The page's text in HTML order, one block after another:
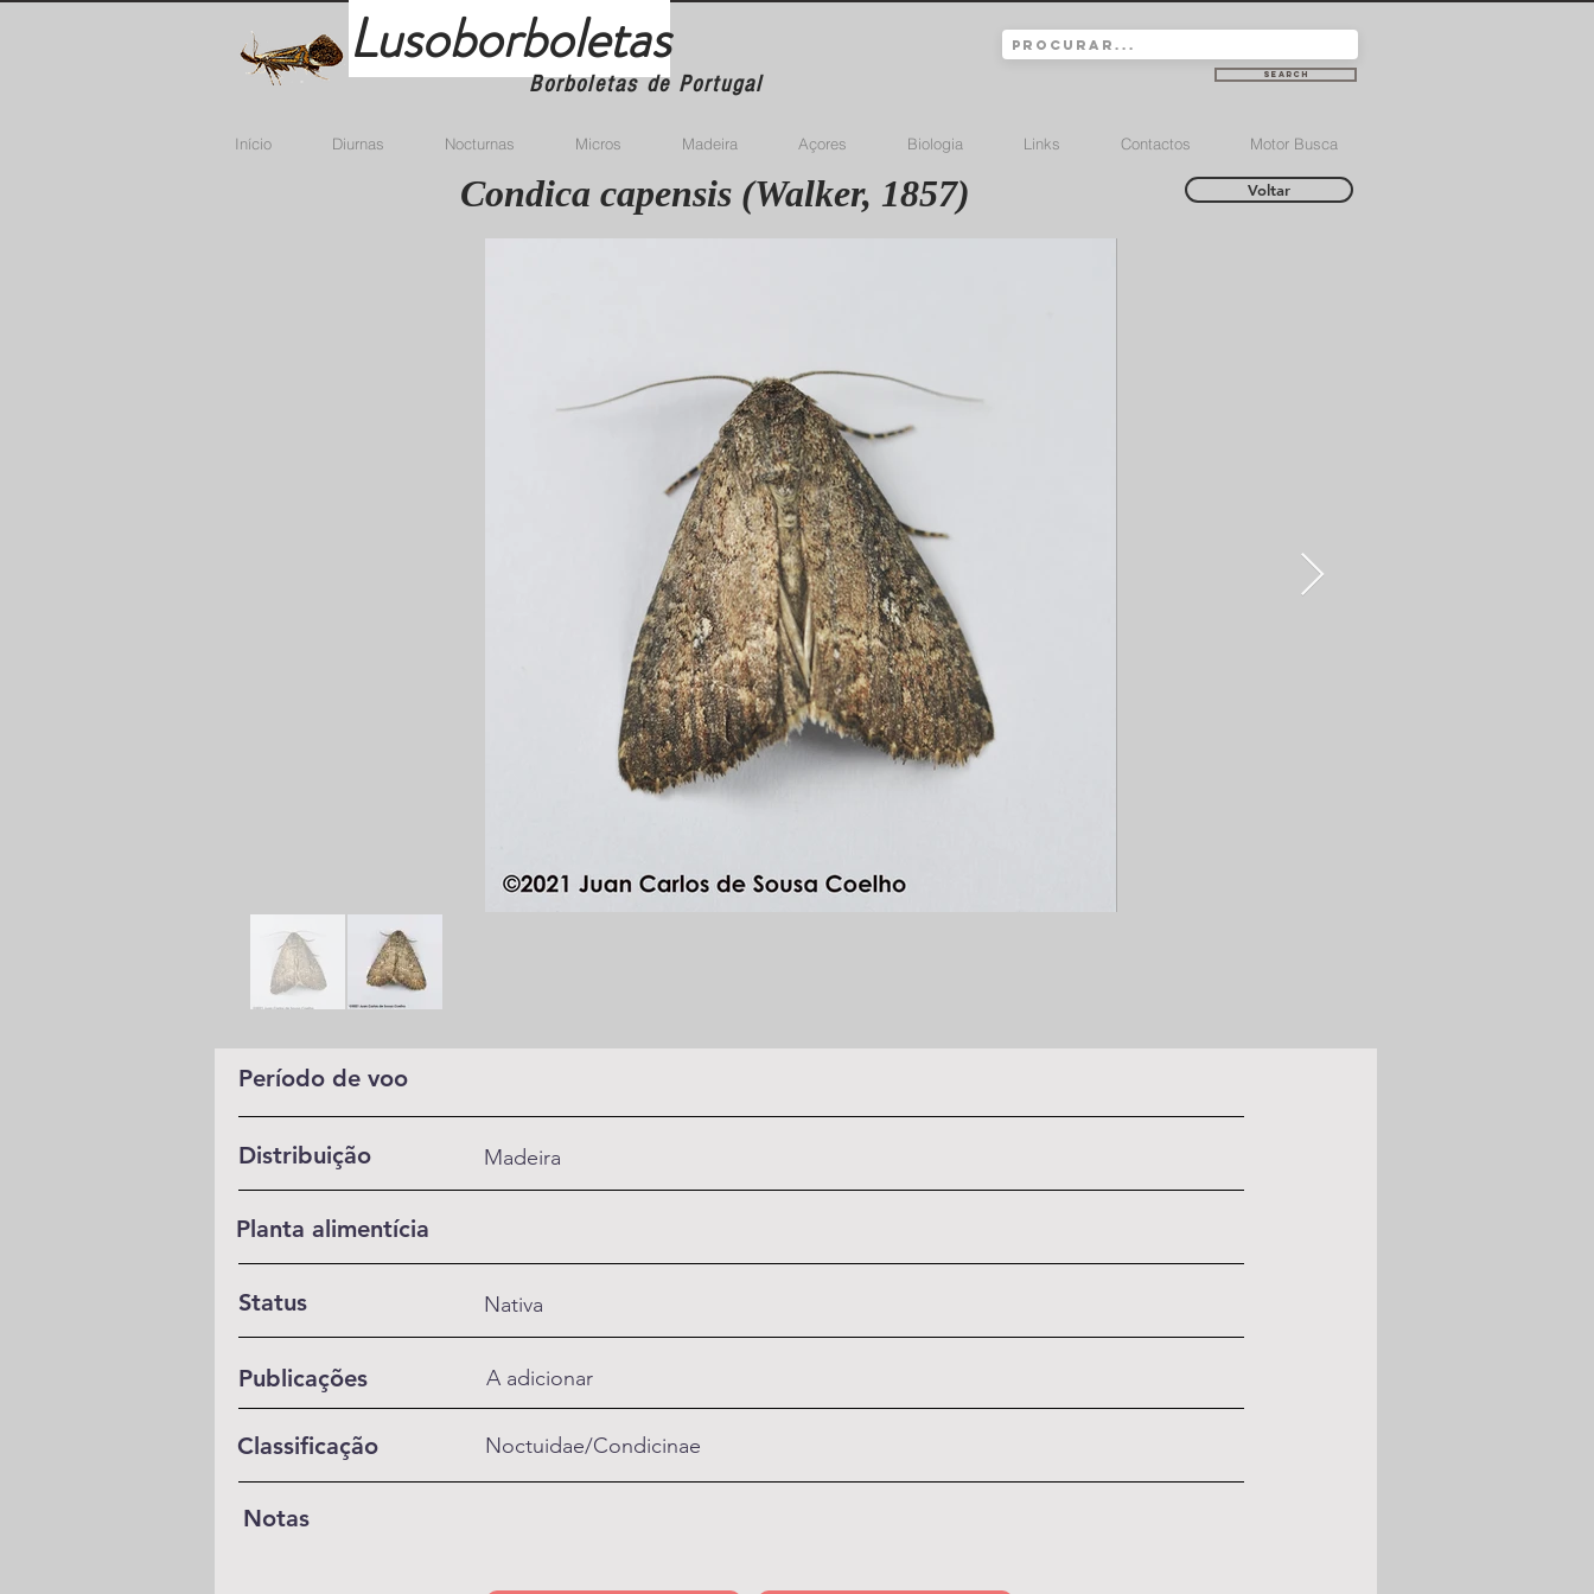
Lusoborboletas
Borboletas de Portugal Search
Início Diurnas Nocturnas Micros Madeira Açores Biologia Links Contactos Motor Busca
Condica capensis (Walker, 1857) Voltar
Período de voo
Distribuição Madeira
Planta alimentícia
Status Nativa
Publicações A adicionar
Classificação Noctuidae/Condicinae
Notas